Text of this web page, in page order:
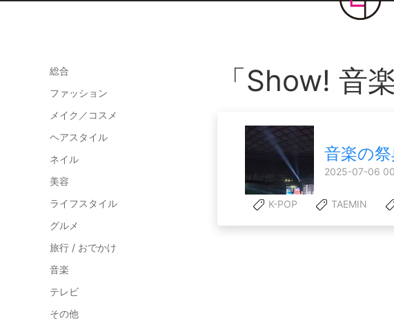
総合
ファッション
メイク／コスメ
ヘアスタイル
ネイル
美容
ライフスタイル
グルメ
旅行 / おでかけ
音楽
テレビ
その他
「Show! 音
音楽の
2025-07-06
K-POP TAEMIN